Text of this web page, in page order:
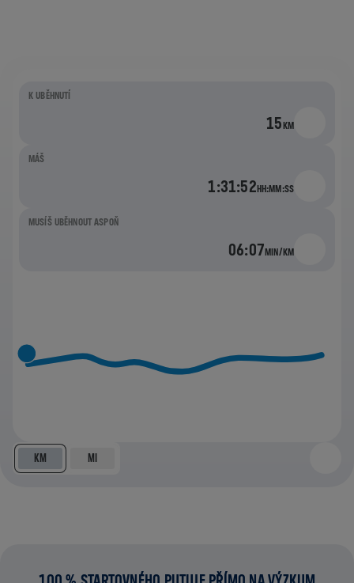
K UBĚHNUTÍ
15KM
MÁŠ
1:31:52HH:MM:SS
MUSÍŠ UBĚHNOUT ASPOŇ
06:07MIN/KM
KM MI